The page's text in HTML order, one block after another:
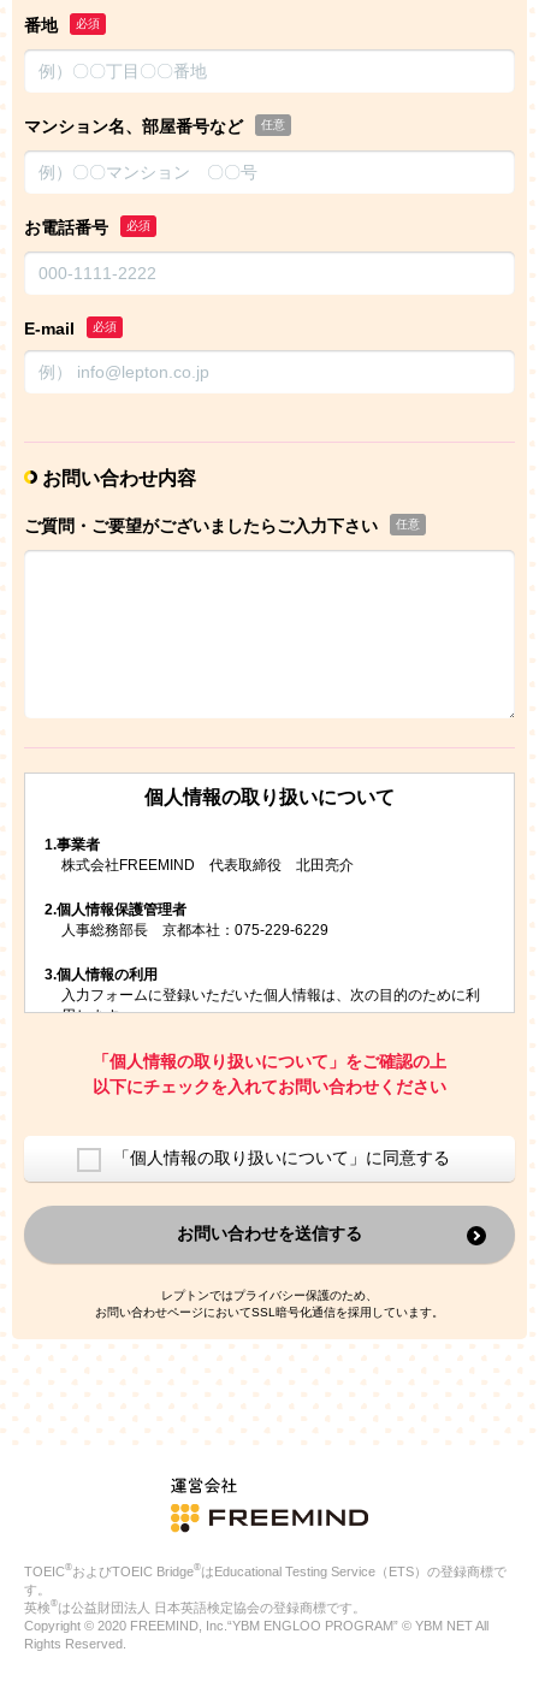
番地 必須
マンション名、部屋番号など 任意
お電話番号 必須
E-mail 必須
お問い合わせ内容
ご質問・ご要望がございましたらご入力下さい 任意
個人情報の取り扱いについて
1.事業者
株式会社FREEMIND 代表取締役 北田亮介
2.個人情報保護管理者
人事総務部長 京都本社：075-229-6229
3.個人情報の利用
入力フォームに登録いただいた個人情報は、次の目的のために利
用します。
お問い合わせにお答えするため
レプトンのキャンペーンや新商品（新サービス）、新規開講教
室等をご案内するため
ご利用者の個人情報を、本人が特定されないデータに不可逆変
換した上で、広告・宣伝・販売促進活動に役立てること
上記の利用目的のために第三者へ提供すること
なお、この利用目的を超えた個人情報の取扱いは行いません。ま
た、これ以外の目的で個人情報を利用することはありません。
人情報を、本人が特定されないデータに不可逆変換した上で第三
者広告配信事業者においてマッチングを行い、その結果に基づい
て広告を配信することがあります。第三者広告配信事業者が、こ
れらの情報を広告配信以外の目的で利用することはありません。
4.
個人情報の第三者への提供
当社は、次の場合を除き、ご本人の同意なしに個人情報を第三者
に提供することはありません。
ご本人の同意がある場合
法令に基づく場合
人の生命、身体または財産の保護のために必要がある場合であ
公衆衛生の向上または児童の健全な育成の推進のために特に必
合
特定した利用目的の達成に必要な範囲内において、個人情報の
「個人情報の取り扱いについて」をご確認の上
以下にチェックを入れてお問い合わせください
「個人情報の取り扱いについて」に同意する
お問い合わせを送信する
レプトンではプライバシー保護のため、
お問い合わせページにおいてSSL暗号化通信を採用しています。
TOEIC®およびTOEIC Bridge®はEducational Testing Service（ETS）の登録商標で
す。
英検®は公益財団法人 日本英語検定協会の登録商標です。
Copyright © 2020 FREEMIND, Inc.“YBM ENGLOO PROGRAM” © YBM NET All
Rights Reserved.